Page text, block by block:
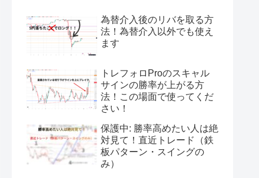
為替介入後のリバを取る方
法！為替介入以外でも使え
ます
トレフォロProのスキャル
サインの勝率が上がる方
法！この場面で使ってくだ
さい！
保護中: 勝率高めたい人は絶
対見て！直近トレード（鉄
板パターン・スイングの
み）